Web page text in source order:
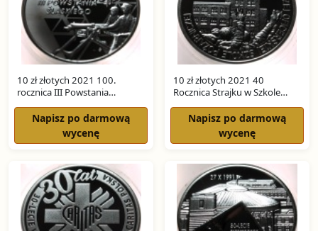
10 zł złotych 2021 100.
rocznica III Powstania
Śląskiego SREBRO
Napisz po darmową
wycenę
10 zł złotych 2021 40
Rocznica Strajku w Szkole
Pożarniczej SREBRO
Napisz po darmową
wycenę